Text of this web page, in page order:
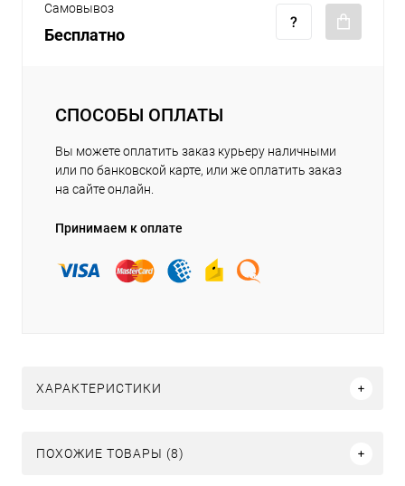
Самовывоз
Бесплатно
СПОСОБЫ ОПЛАТЫ
Вы можете оплатить заказ курьеру наличными
или по банковской карте, или же оплатить заказ
на сайте онлайн.
Принимаем к оплате
ХАРАКТЕРИСТИКИ
ПОХОЖИЕ ТОВАРЫ (8)